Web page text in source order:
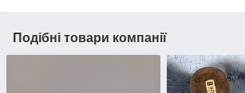
Подібні товари компанії